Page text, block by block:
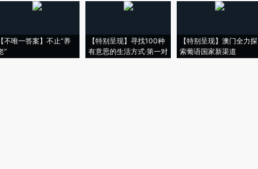
【不唯一答案】不止“养
”
【特别呈现】寻找100种
有意思的生活方式·第一对
【特别呈现】澳门全力探
索葡语国家新渠道